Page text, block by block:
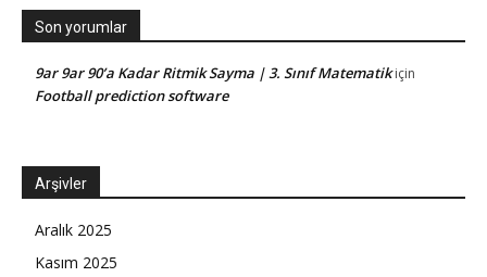
Son yorumlar
9ar 9ar 90’a Kadar Ritmik Sayma | 3. Sınıf Matematikiçin
Football prediction software
Arşivler
Aralık 2025
Kasım 2025